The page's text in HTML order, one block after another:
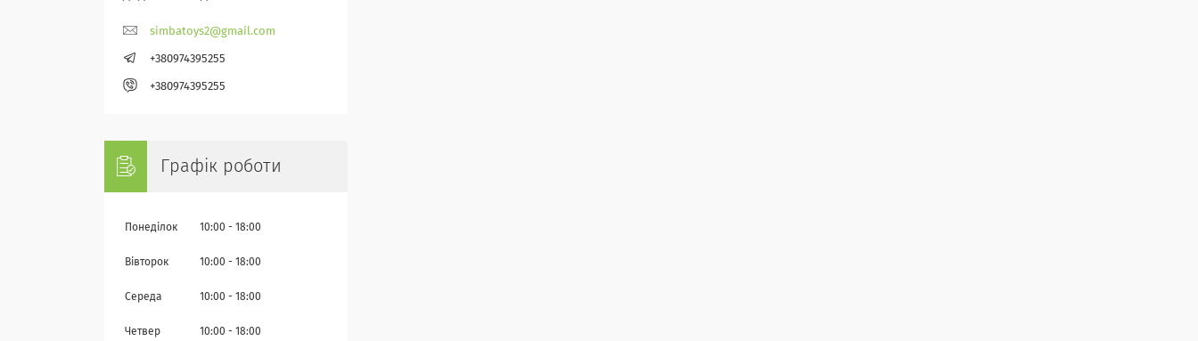
simbatoys2@gmail.com
+380974395255
+380974395255
Графік роботи
Понеділок 10:00 18:00
Вівторок 10:00 18:00
Середа 10:00 18:00
Четвер 10:00 18:00